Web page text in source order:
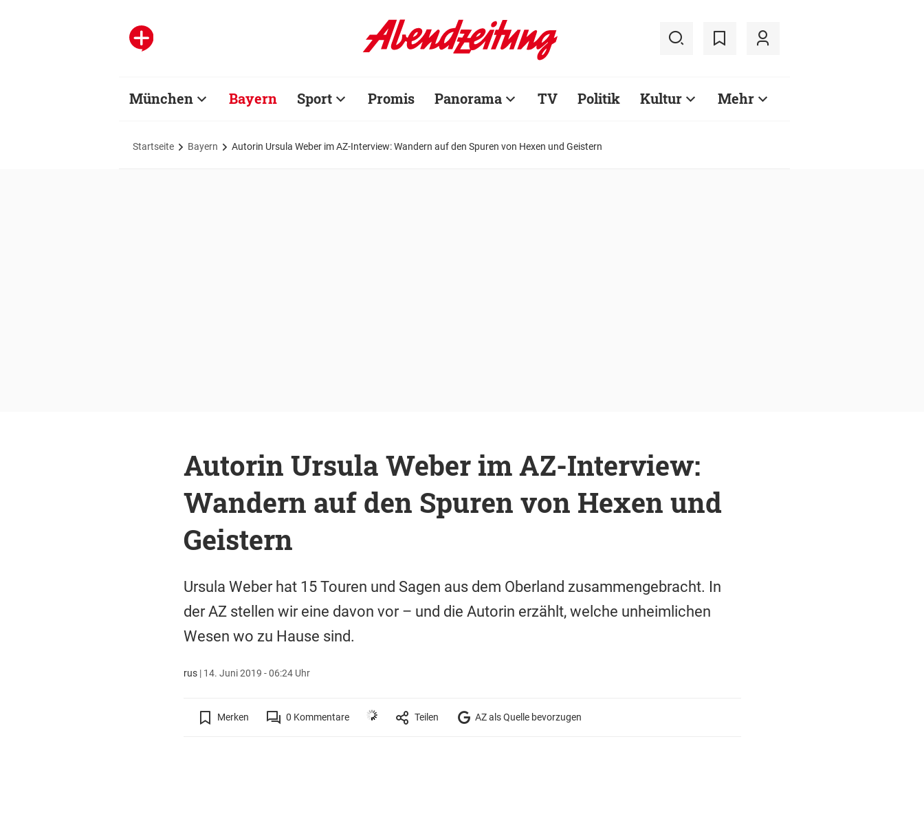
München Bayern Sport Promis Panorama TV Politik Kultur Mehr
Startseite Bayern Autorin Ursula Weber im AZ-Interview: Wandern auf den Spuren von Hexen und Geistern
Autorin Ursula Weber im AZ-Interview:
Wandern auf den Spuren von Hexen und
Geistern
Ursula Weber hat 15 Touren und Sagen aus dem Oberland zusammengebracht. In
der AZ stellen wir eine davon vor – und die Autorin erzählt, welche unheimlichen
Wesen wo zu Hause sind.
rus| 14. Juni 2019 - 06:24 Uhr
Merken 0 Kommentare Teilen AZ als Quelle bevorzugen